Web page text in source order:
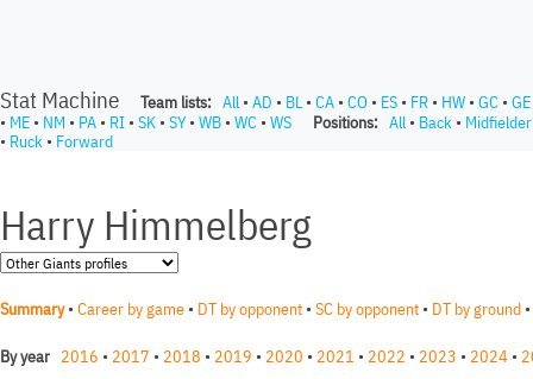
Stat Machine Team lists: All • AD • BL • CA • CO • ES • FR • HW • GC • GE
• ME • NM • PA • RI • SK • SY• WB • WC • WS Positions: All • Back • Midfielder
• Ruck • Forward